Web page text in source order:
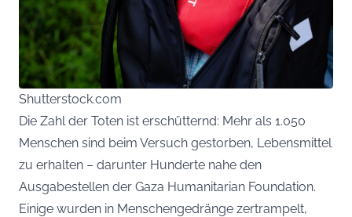
Shutterstock.com
Die Zahl der Toten ist erschütternd: Mehr als 1.050
Menschen sind beim Versuch gestorben, Lebensmittel
zu erhalten – darunter Hunderte nahe den
Ausgabestellen der Gaza Humanitarian Foundation.
Einige wurden in Menschengedränge zertrampelt,